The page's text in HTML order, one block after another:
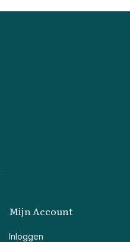
Mijn Account
Inloggen